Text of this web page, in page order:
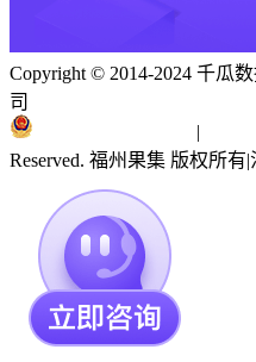
Copyright © 2014-2024 千瓜
司
|
Reserved. 福州果集 版权所有|